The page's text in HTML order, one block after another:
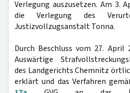
Verlegung auszusetzen. Am 3.
die Verlegung des
Justizvollzugsanstalt Tonna.
Durch Beschluss vom 27. April
Auswärtige
des Landgerichts Chemnitz
erklärt und das Verfahren